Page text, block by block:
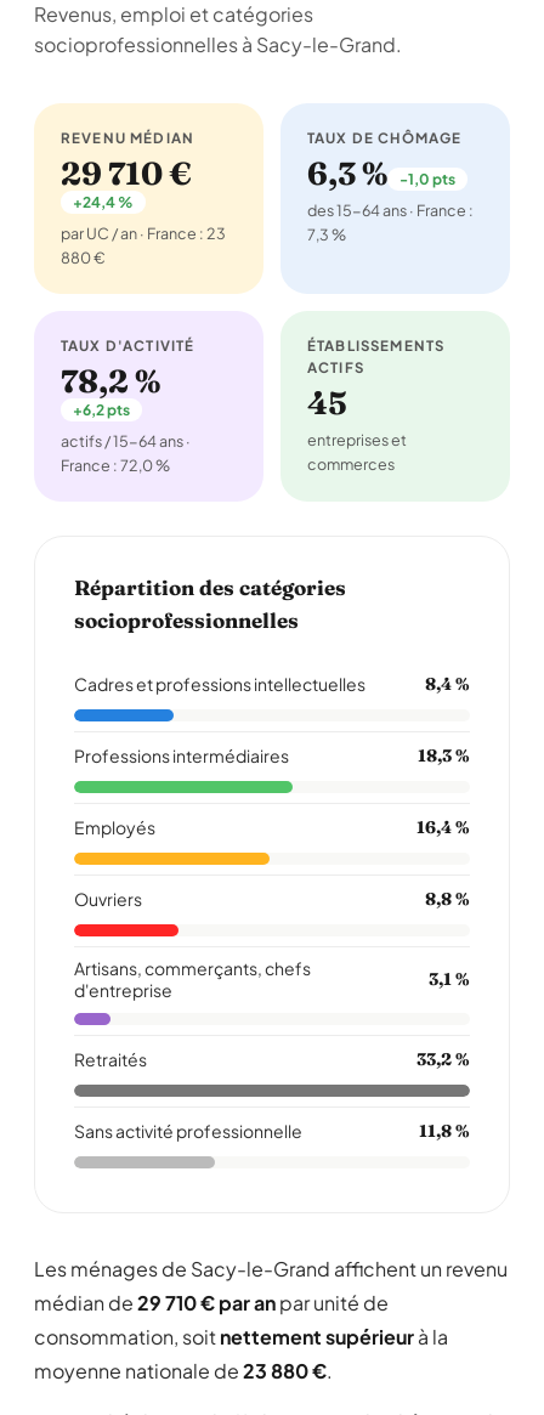
Revenus, emploi et catégories
socioprofessionnelles à Sacy-le-Grand.
REVENU MÉDIAN
29 710 €
+24,4 %
par UC / an · France : 23
880 €
TAUX DE CHÔMAGE
6,3 % -1,0 pts
des 15-64 ans · France :
7,3 %
TAUX D'ACTIVITÉ
78,2 %
+6,2 pts
actifs / 15-64 ans ·
France : 72,0 %
ÉTABLISSEMENTS
ACTIFS
45
entreprises et
commerces
Répartition des catégories
socioprofessionnelles
Cadres et professions intellectuelles 8,4 %
Professions intermédiaires 18,3 %
Employés 16,4 %
Ouvriers 8,8 %
Artisans, commerçants, chefs
d'entreprise
3,1 %
Retraités 33,2 %
Sans activité professionnelle 11,8 %
Les ménages de Sacy-le-Grand affichent un revenu
médian de29 710 € par anpar unité de
consommation, soitnettement supérieurà la
moyenne nationale de23 880 €.